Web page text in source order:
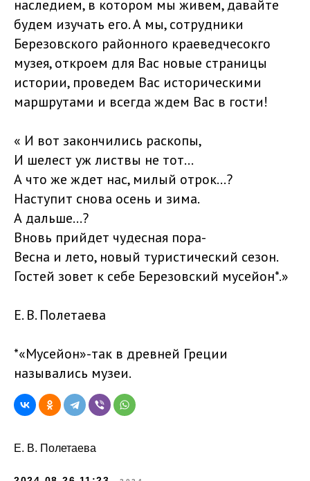
наследием, в котором мы живем, давайте
будем изучать его. А мы, сотрудники
Березовского районного краеведчесокго
музея, откроем для Вас новые страницы
истории, проведем Вас историческими
маршрутами и всегда ждем Вас в гости!
« И вот закончились раскопы,
И шелест уж листвы не тот...
А что же ждет нас, милый отрок...?
Наступит снова осень и зима.
А дальше...?
Вновь прийдет чудесная пора-
Весна и лето, новый туристический сезон.
Гостей зовет к себе Березовский мусейон*.»
Е. В. Полетаева
*«Мусейон»-так в древней Греции
назывались музеи.
Е. В. Полетаева